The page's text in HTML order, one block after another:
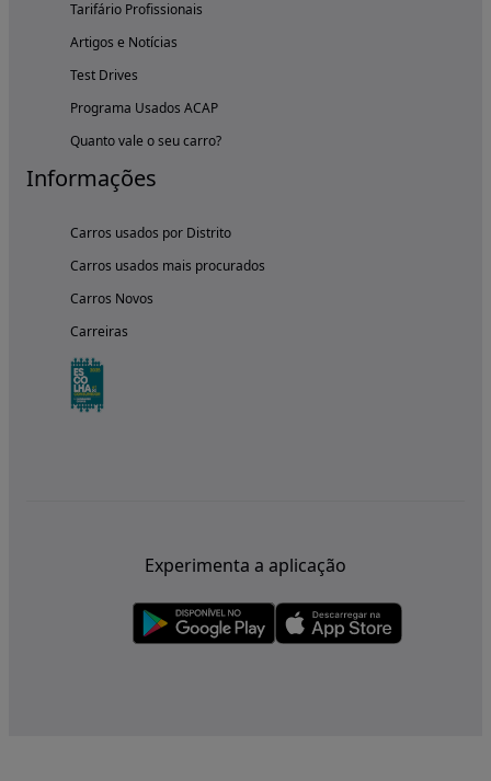
Tarifário Profissionais
Artigos e Notícias
Test Drives
Programa Usados ACAP
Quanto vale o seu carro?
Informações
Carros usados por Distrito
Carros usados mais procurados
Carros Novos
Carreiras
Experimenta a aplicação